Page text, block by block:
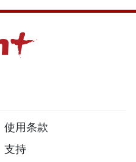
使用条款
支持